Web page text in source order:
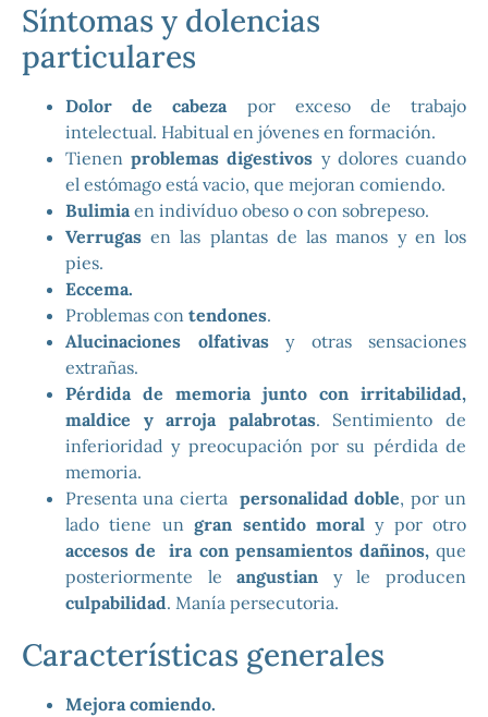
Síntomas y dolencias
particulares
Dolor de cabezapor exceso de trabajo
intelectual. Habitual en jóvenes en formación.
Tienen problemas digestivos y dolores cuando
el estómago está vacio, que mejoran comiendo.
Bulimiaen indivíduo obeso o con sobrepeso.
Verrugas en las plantas de las manos y en los
pies.
Eccema.
Problemas con tendones.
Alucinaciones olfativasy otras sensaciones
extrañas.
Pérdida de memoria junto con irritabilidad,
maldice y arroja palabrotas. Sentimiento de
inferioridad y preocupación por su pérdida de
memoria.
Presenta una cierta personalidad doble, por un
lado tiene ungran sentido moraly por otro
accesos de ira con pensamientos dañinos, que
posteriormente leangustian y le producen
culpabilidad. Manía persecutoria.
Características generales
Mejora comiendo.